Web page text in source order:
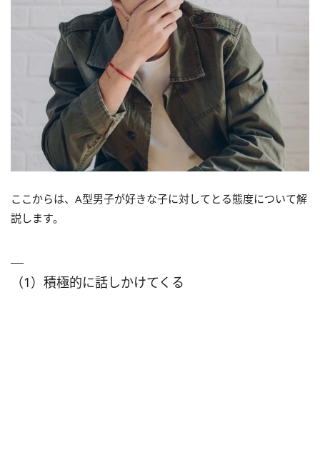
ここからは、A型男子が好きな子に対してとる態度について解
説します。
（1）積極的に話しかけてくる